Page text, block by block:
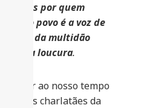
ouvidas por quem
voz do povo é a voz de
da multidão
da loucura.
ao nosso tempo
que os charlatães da